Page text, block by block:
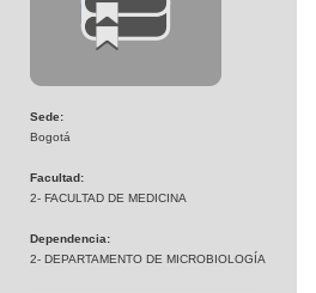
Sede:
Bogotá
Facultad:
2- FACULTAD DE MEDICINA
Dependencia:
2- DEPARTAMENTO DE MICROBIOLOGÍA